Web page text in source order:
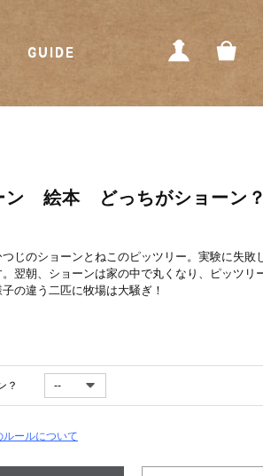
GUIDE
ン 絵本 どっちがショーン？
じのショーンとねこのピッツリー。実験に失敗
翌朝、ショーンは家の中で丸くなり、ピッツリ
の違う二匹に牧場は大騒ぎ！
？
ールについて